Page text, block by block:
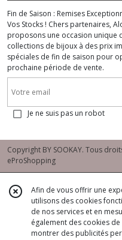
Fin de Saison : Remises
Vos Stocks ! Chers partenaires,
proposons une occasion unique
collections de bijoux à des prix
spéciales de fin de saison pour
prochaine période de vente.
Je ne suis pas un robot
Copyright BY SOOKAY. Tous
eProShopping
Afin de vous offrir une
utilisons des cookies
de nos services et en
également des cookies
montrer des publicités